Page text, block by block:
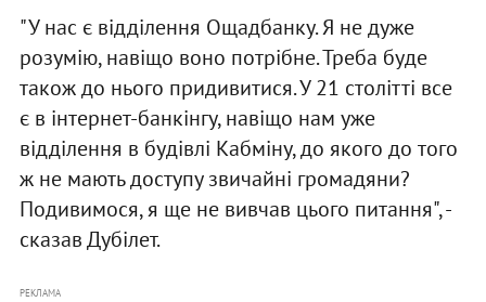
"У нас є відділення Ощадбанку. Я не дуже
розумію, навіщо воно потрібне. Треба буде
також до нього придивитися. У 21 столітті все
є в інтернет-банкінгу, навіщо нам уже
відділення в будівлі Кабміну, до якого до того
ж не мають доступу звичайні громадяни?
Подивимося, я ще не вивчав цього питання", -
сказав Дубілет.
РЕКЛАМА